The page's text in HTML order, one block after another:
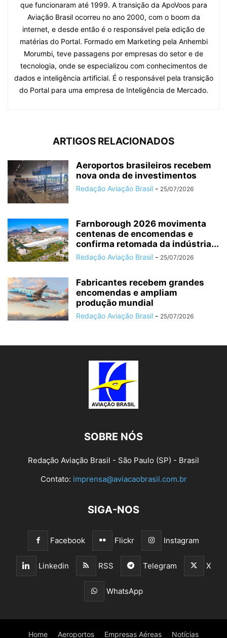
que funcionaram até 1999. A transição da ApoVoos para
Aviação Brasil ocorreu no ano 2000, com o boom da
internet, e desde então é o responsável pela edição de
matérias do Portal. Formado em Marketing pela Anhembi
Morumbi, teve passagens por empresas do setor e de
tecnologia, onde se especializou com conhecimentos de
dados e inteligência artificial. É o responsável pela transição
do Portal para uma empresa de Inteligência de Mercado.
ARTIGOS RELACIONADOS
Aeroportos brasileiros recebem
nova onda de investimentos
Redação Aviação Brasil - 25/07/2026
Farnborough 2026 movimenta
centenas de encomendas e
confirma retomada da indústria...
Redação Aviação Brasil - 25/07/2026
Fabricantes recebem grandes
encomendas e ampliam
produção mundial
Redação Aviação Brasil - 25/07/2026
SOBRE NÓS
Redação Aviação Brasil - São Paulo (SP) - Brasil
Contato: imprensa@aviacaobrasil.com.br
SIGA-NOS
Facebook Flickr Instagram
Linkedin RSS Telegram X
WhatsApp
Home Aeroportos Empresas Aéreas Notícias